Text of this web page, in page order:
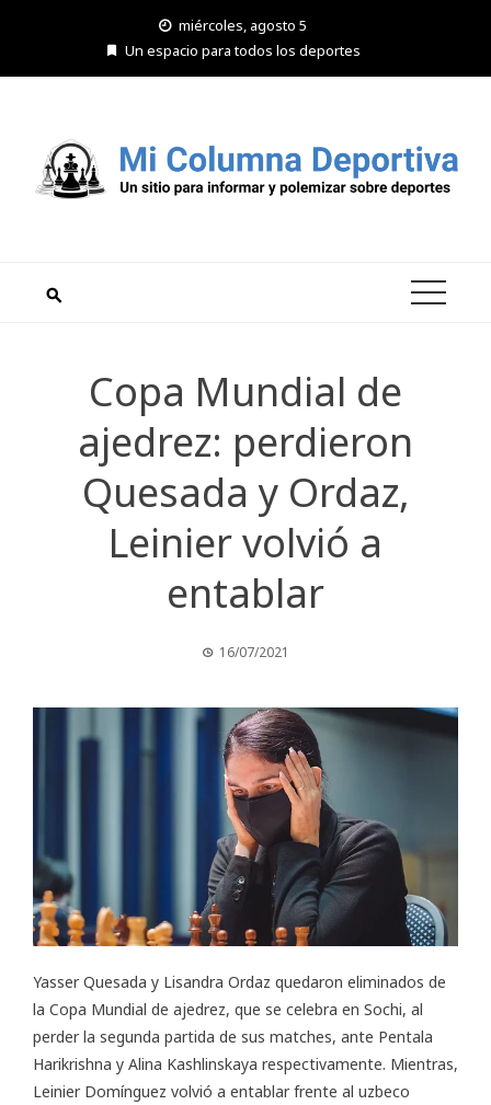
miércoles, agosto 5
Un espacio para todos los deportes
Copa Mundial de
ajedrez: perdieron
Quesada y Ordaz,
Leinier volvió a
entablar
16/07/2021
Yasser Quesada y Lisandra Ordaz quedaron eliminados de
la Copa Mundial de ajedrez, que se celebra en Sochi, al
perder la segunda partida de sus matches, ante Pentala
Harikrishna y Alina Kashlinskaya respectivamente. Mientras,
Leinier Domínguez volvió a entablar frente al uzbeco